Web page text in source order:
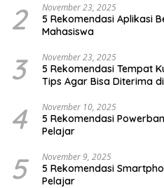
2 November 23, 2025
5 Rekomendasi Aplikasi
Mahasiswa
3 November 23, 2025
5 Rekomendasi Tempat
Tips Agar Bisa Diterima
4 November 10, 2025
5 Rekomendasi
Pelajar
5 November 9, 2025
5 Rekomendasi
Pelajar